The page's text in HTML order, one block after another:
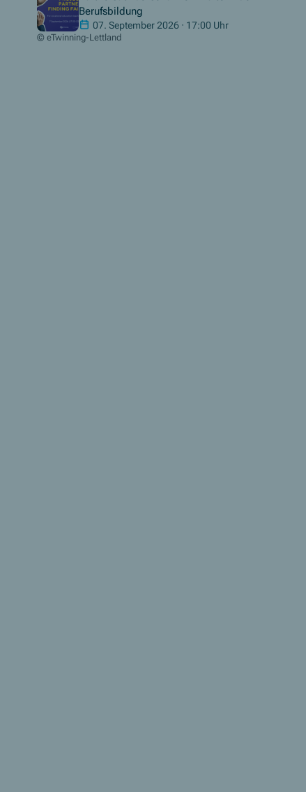
Berufsbildung
07. September 2026 · 17:00 Uhr
© eTwinning-Lettland